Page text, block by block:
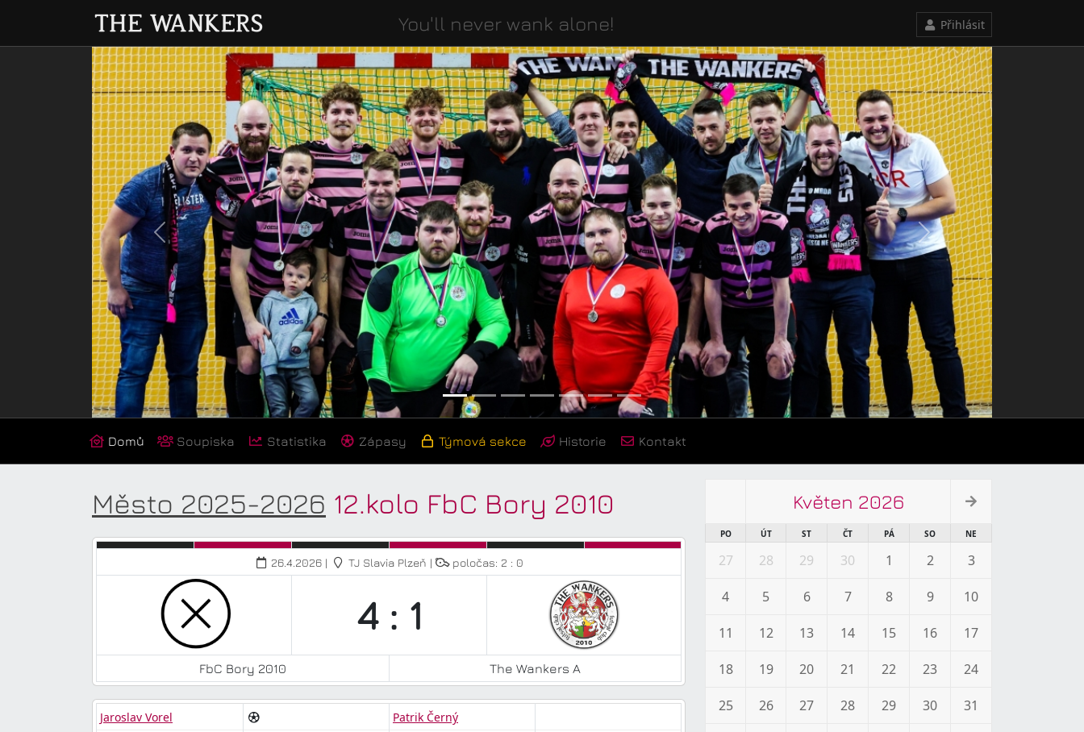
You'll never wank alone! Přihlásit
Previous Next
Domů Soupiska Statistika Zápasy Týmová sekce Historie Kontakt
Město 2025-2026 12.kolo FbC Bory 2010
26.4.2026 | TJ Slavia Plzeň | poločas: 2 : 0
4 : 1
FbC Bory 2010 The Wankers A
Jaroslav Vorel
Patrik Černý
Květen 2026
PO ÚT ST ČT PÁ SO NE
27 28 29 30 1 2 3
4 5 6 7 8 9 10
11 12 13 14 15 16 17
18 19 20 21 22 23 24
25 26 27 28 29 30 31